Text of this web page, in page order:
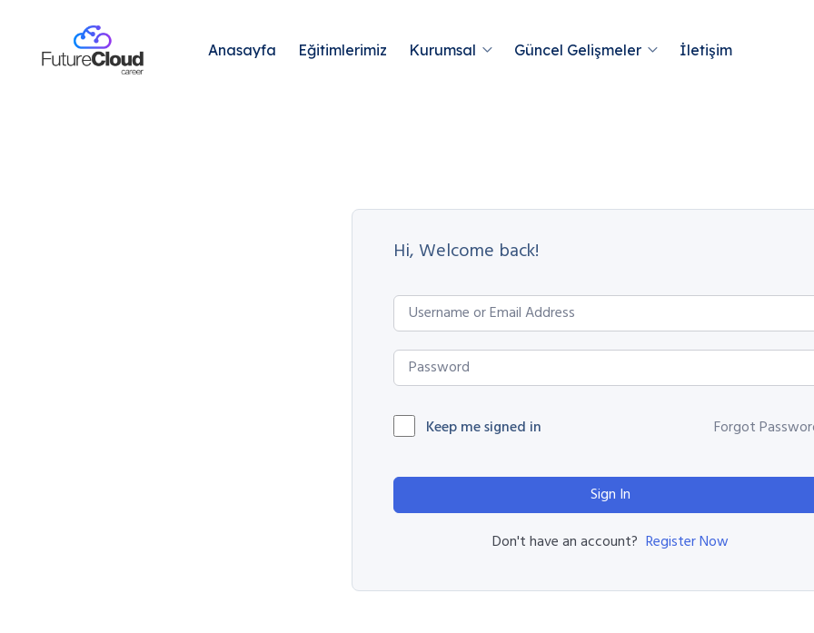
Anasayfa Eğitimlerimiz Kurumsal Güncel Gelişmeler İletişim
Hi, Welcome back!
Keep me signed in Forgot
Sign In
Don't have an account? Register Now